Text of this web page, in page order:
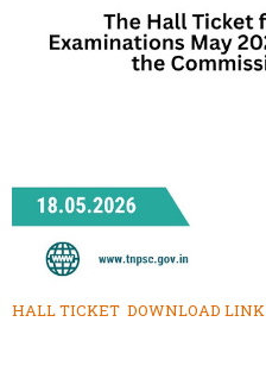
HALL TICKET DOWNLOAD LINK